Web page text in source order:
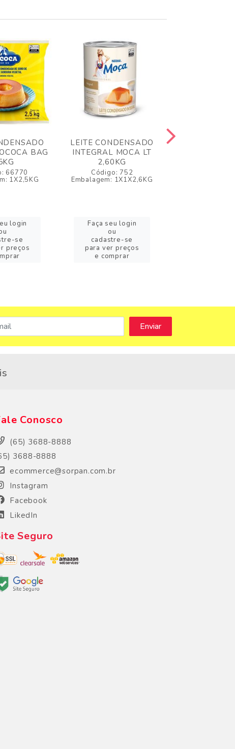
BAG
66770
1X2,5KG
login
se
preços
LEITE CONDENSADO
INTEGRAL MOCA LT
2,60KG
Código: 752
Embalagem: 1X1X2,6KG
Faça seu login
ou
cadastre-se
para ver preços
e comprar
Conosco
(65) 3688-8888
3688-8888
ecommerce@sorpan.com.br
Instagram
Facebook
LikedIn
Seguro